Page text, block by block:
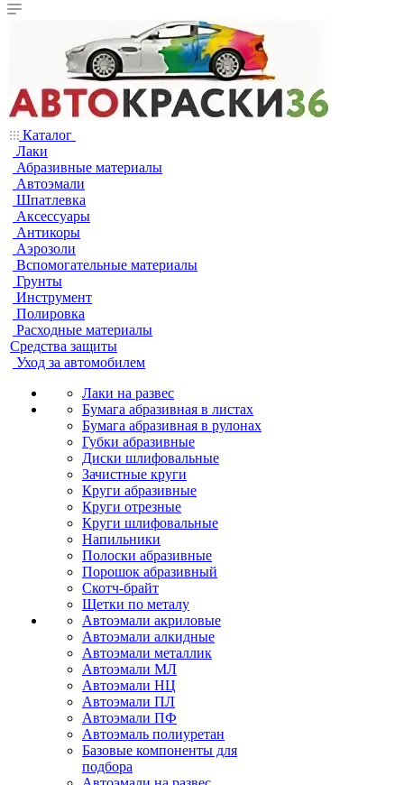
Каталог
Лаки
Абразивные материалы
Автоэмали
Шпатлевка
Аксессуары
Антикоры
Аэрозоли
Вспомогательные материалы
Грунты
Инструмент
Полировка
Расходные материалы
Средства защиты
Уход за автомобилем
Лаки на развес
Бумага абразивная в листах
Бумага абразивная в рулонах
Губки абразивные
Диски шлифовальные
Зачистные круги
Круги абразивные
Круги отрезные
Круги шлифовальные
Напильники
Полоски абразивные
Порошок абразивный
Скотч-брайт
Щетки по металу
Автоэмали акриловые
Автоэмали алкидные
Автоэмали металлик
Автоэмали МЛ
Автоэмали НЦ
Автоэмали ПЛ
Автоэмали ПФ
Автоэмаль полиуретан
Базовые компоненты для
подбора